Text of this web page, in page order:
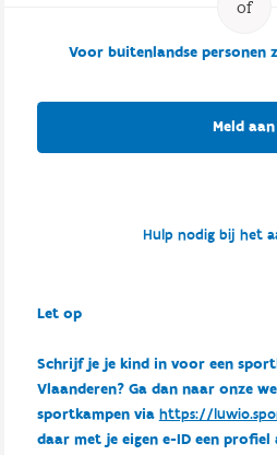
Voor buitenlandse personen
Meld aan
Hulp nodig bij het
Let op
Schrijf je je kind in voor een
Vlaanderen? Ga dan naar onze
sportkampen via https://
daar met je eigen e-ID een